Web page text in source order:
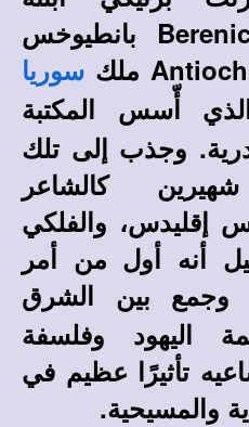
Berenice Phernophorus بانطيوخس
سوريا
أّسس المكتبة
وجذب إلى تلك
كالشاعر
إقليدس، والفلكي
أنه أول من أمر
وجمع بين الشرق
اليهود وفلسفة
تأثيرًا عظيم في
والمسيحية.